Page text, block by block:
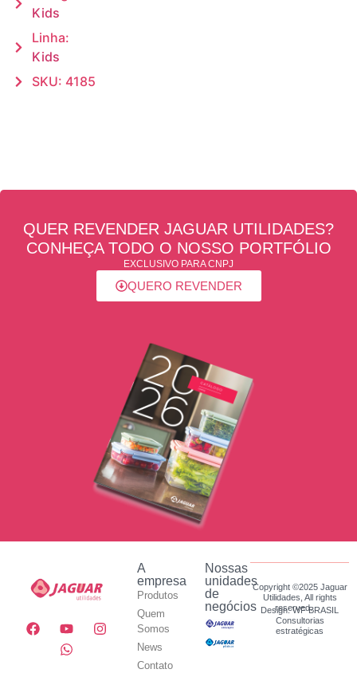
Kids
Linha:
Kids
SKU: 4185
QUER REVENDER JAGUAR UTILIDADES?
CONHEÇA TODO O NOSSO PORTFÓLIO
EXCLUSIVO PARA CNPJ
QUERO REVENDER
A
empresa
Produtos
Quem
Somos
News
Contato
Nossas
unidades
de
negócios
Copyright ©2025 Jaguar
Utilidades, All rights
reserved.
Design: WF BRASIL
Consultorias
estratégicas